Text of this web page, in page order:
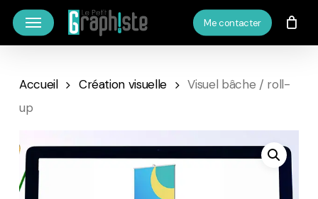
Skip
Menu Me contacter
Accueil Création visuelle
Visuel bâche / roll-
up